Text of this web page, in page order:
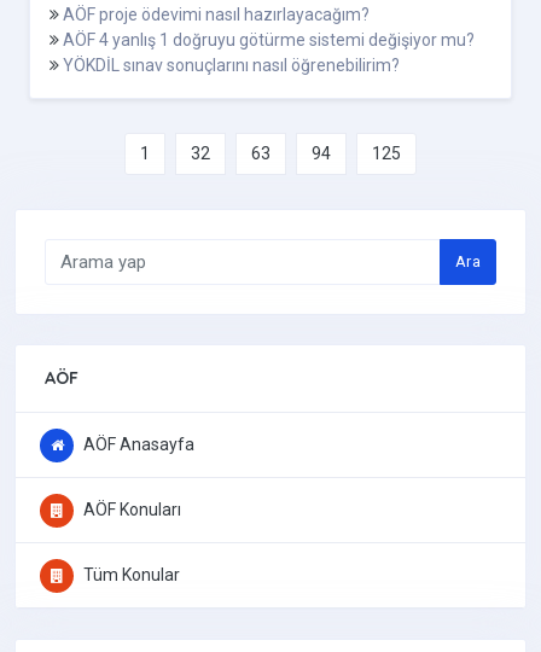
AÖF proje ödevimi nasıl hazırlayacağım?
AÖF 4 yanlış 1 doğruyu götürme sistemi değişiyor mu?
YÖKDİL sınav sonuçlarını nasıl öğrenebilirim?
1 32 63 94 125
Ara
AÖF
AÖF Anasayfa
AÖF Konuları
Tüm Konular